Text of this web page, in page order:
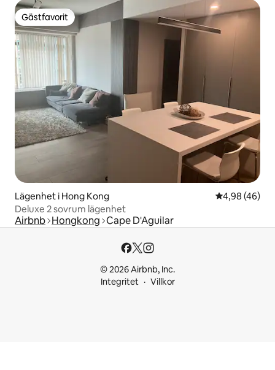
Gästfavorit
Gästfavorit
Lägenhet i Hong Kong 4,98 av 5 i
4,98 (46)
Deluxe 2 sovrum lägenhet
Airbnb Hongkong Cape D'Aguilar
© 2026 Airbnb, Inc.
Integritet
Villkor